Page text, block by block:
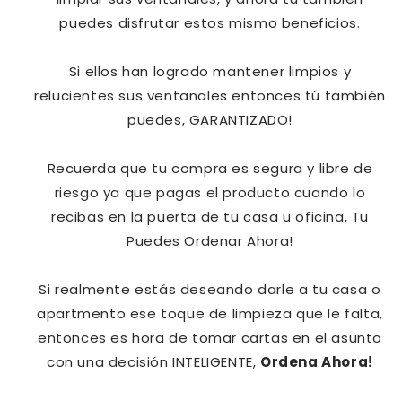
puedes disfrutar estos mismo beneficios.
Si ellos han logrado mantener limpios y
relucientes sus ventanales entonces tú también
puedes, GARANTIZADO!
Recuerda que tu compra es segura y libre de
riesgo ya que pagas el producto cuando lo
recibas en la puerta de tu casa u oficina, Tu
Puedes Ordenar Ahora!
Si realmente estás deseando darle a tu casa o
apartmento ese toque de limpieza que le falta,
entonces es hora de tomar cartas en el asunto
con una decisión INTELIGENTE, Ordena Ahora!